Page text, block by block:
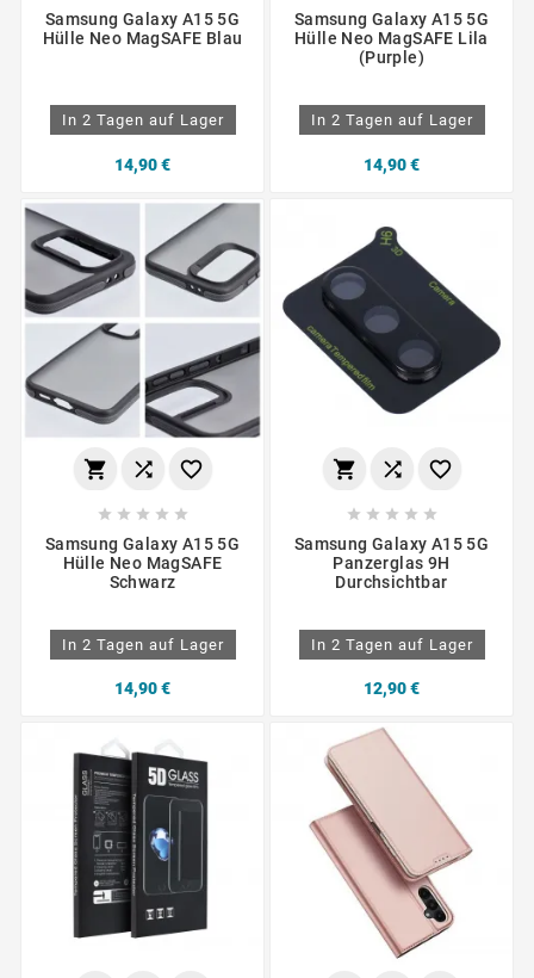
Samsung Galaxy A15 5G
Hülle Neo MagSAFE Blau
In 2 Tagen auf Lager
14,90 €
Samsung Galaxy A15 5G
Hülle Neo MagSAFE Lila
(Purple)
In 2 Tagen auf Lager
14,90 €
  
    
Samsung Galaxy A15 5G
Hülle Neo MagSAFE
Schwarz
In 2 Tagen auf Lager
14,90 €
  
    
Samsung Galaxy A15 5G
Panzerglas 9H
Durchsichtbar
In 2 Tagen auf Lager
12,90 €